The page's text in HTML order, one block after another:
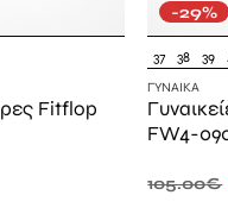
Fitflop
-29%
37 38 39
ΓΥΝΑΊΚΑ
FW4-
105.00€